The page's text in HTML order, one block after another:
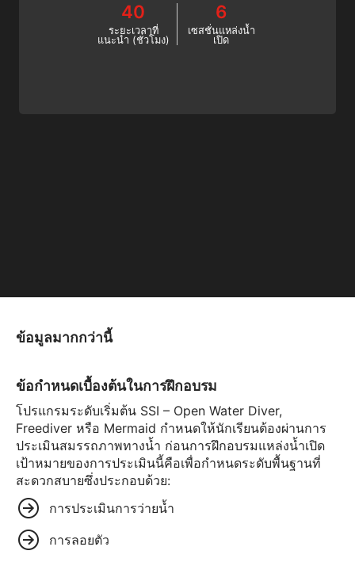
40
ระยะเวลาที่
แนะนำ (ชั่วโมง)
6
เซสชั่นแหล่งน้ำ
เปิด
ข้อมูลมากกว่านี้
ข้อกำหนดเบื้องต้นในการฝึกอบรม
โปรแกรมระดับเริ่มต้น SSI – Open Water Diver,
Freediver หรือ Mermaid กำหนดให้นักเรียนต้องผ่านการ
ประเมินสมรรถภาพทางน้ำ ก่อนการฝึกอบรมแหล่งน้ำเปิด
เป้าหมายของการประเมินนี้คือเพื่อกำหนดระดับพื้นฐานที่
สะดวกสบายซึ่งประกอบด้วย:
การประเมินการว่ายน้ำ
การลอยตัว